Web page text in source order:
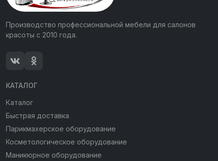
Производство профессиональной мебели для салонов
красоты с 2010 года.
КАТАЛОГ
Каталог
Быстрая доставка
Парикмахерское оборудование
Косметологическое оборудование
Маникюрное оборудование